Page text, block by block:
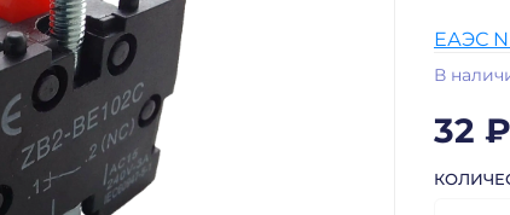
В
32 ₽
ЕАЭС N